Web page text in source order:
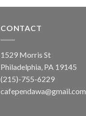
CONTACT
1529 Morris St
Philadelphia, PA 19145
(215)-755-6229
cafependawa@gmail.com